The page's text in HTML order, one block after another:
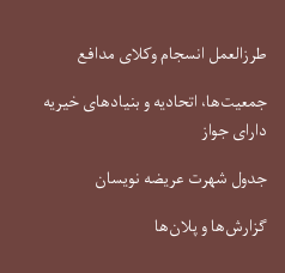
طرزالعمل انسجام وکلای مدافع
جمعیت‌ها، اتحادیه و بنیادهای خیریه
دارای جواز
جدول شهرت عریضه نویسان
گزارش‌ها و پلان‌ها